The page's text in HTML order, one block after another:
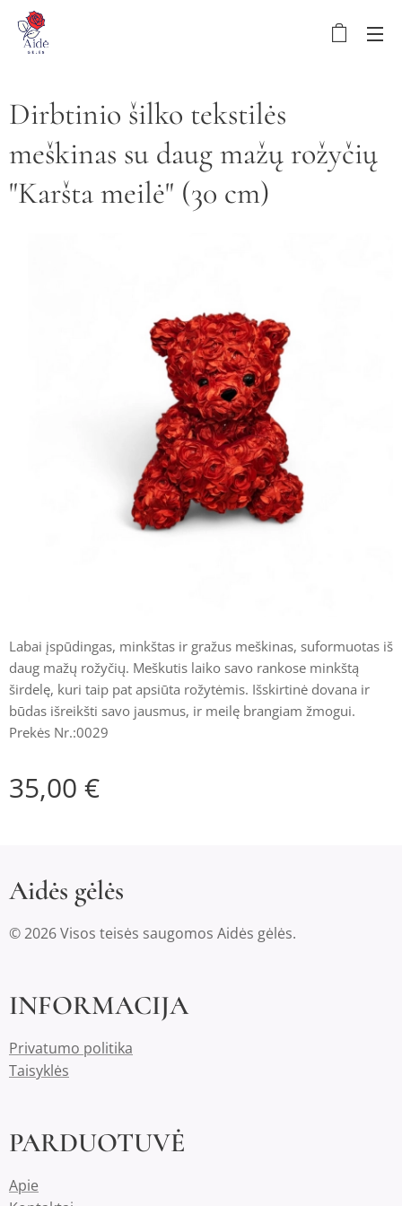
Dirbtinio šilko tekstilės
meškinas su daug mažų rožyčių
"Karšta meilė" (30 cm)
Labai įspūdingas, minkštas ir gražus meškinas, suformuotas iš
daug mažų rožyčių. Meškutis laiko savo rankose minkštą
širdelę, kuri taip pat apsiūta rožytėmis. Išskirtinė dovana ir
būdas išreikšti savo jausmus, ir meilę brangiam žmogui.
Prekės Nr.:0029
35,00 €
Aidės gėlės
© 2026 Visos teisės saugomos Aidės gėlės.
INFORMACIJA
Privatumo politika
Taisyklės
PARDUOTUVĖ
Apie